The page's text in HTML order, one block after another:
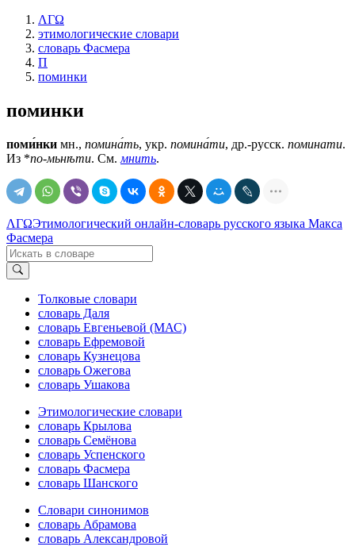
ΛΓΩ
этимологические словари
словарь Фасмера
П
поминки
поминки
поми́нки мн., помина́ть, укр. помина́ти, др.-русск. поминати.
Из *по-мьнѣти. См. мнить.
ΛΓΩЭтимологический онлайн-словарь русского языка Макса
Фасмера
Толковые словари
словарь Даля
словарь Евгеньевой (МАС)
словарь Ефремовой
словарь Кузнецова
словарь Ожегова
словарь Ушакова
Этимологические словари
словарь Крылова
словарь Семёнова
словарь Успенского
словарь Фасмера
словарь Шанского
Словари синонимов
словарь Абрамова
словарь Александровой